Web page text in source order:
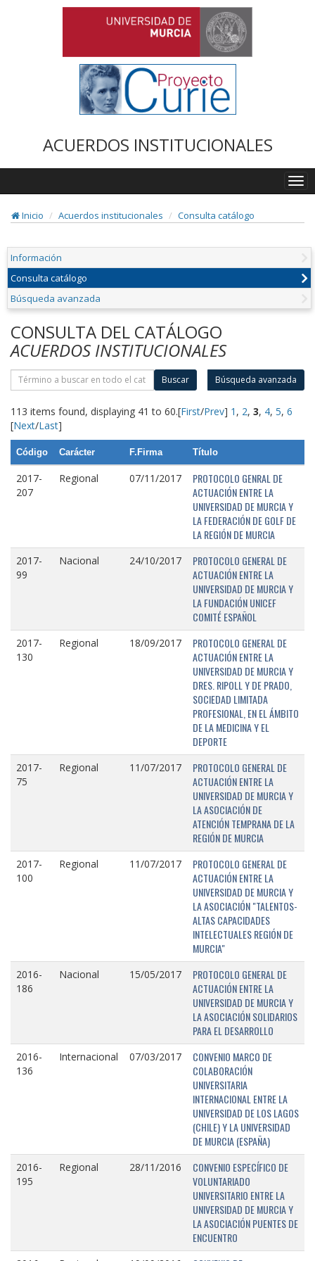
ACUERDOS INSTITUCIONALES
Inicio
Acuerdos institucionales Consulta catálogo
Información
Consulta catálogo
Búsqueda avanzada
CONSULTA DEL CATÁLOGO
ACUERDOS INSTITUCIONALES
Buscar Búsqueda avanzada
113 items found, displaying 41 to 60.[First/Prev] 1 , 2, 3, 4, 5, 6
[Next/Last]
Código Carácter F.Firma Título
2017-
207
Regional 07/11/2017
PROTOCOLO GENRAL DE
ACTUACIÓN ENTRE LA
UNIVERSIDAD DE MURCIA Y
LA FEDERACIÓN DE GOLF DE
LA REGIÓN DE MURCIA
2017-
99
Nacional 24/10/2017
PROTOCOLO GENERAL DE
ACTUACIÓN ENTRE LA
UNIVERSIDAD DE MURCIA Y
LA FUNDACIÓN UNICEF
COMITÉ ESPAÑOL
2017-
130
Regional 18/09/2017
PROTOCOLO GENERAL DE
ACTUACIÓN ENTRE LA
UNIVERSIDAD DE MURCIA Y
DRES. RIPOLL Y DE PRADO,
SOCIEDAD LIMITADA
PROFESIONAL, EN EL ÁMBITO
DE LA MEDICINA Y EL
DEPORTE
2017-
75
Regional 11/07/2017
PROTOCOLO GENERAL DE
ACTUACIÓN ENTRE LA
UNIVERSIDAD DE MURCIA Y
LA ASOCIACIÓN DE
ATENCIÓN TEMPRANA DE LA
REGIÓN DE MURCIA
2017-
100
Regional 11/07/2017
PROTOCOLO GENERAL DE
ACTUACIÓN ENTRE LA
UNIVERSIDAD DE MURCIA Y
LA ASOCIACIÓN "TALENTOS-
ALTAS CAPACIDADES
INTELECTUALES REGIÓN DE
MURCIA"
2016-
186
Nacional 15/05/2017
PROTOCOLO GENERAL DE
ACTUACIÓN ENTRE LA
UNIVERSIDAD DE MURCIA Y
LA ASOCIACIÓN SOLIDARIOS
PARA EL DESARROLLO
2016-
136
Internacional 07/03/2017
CONVENIO MARCO DE
COLABORACIÓN
UNIVERSITARIA
INTERNACIONAL ENTRE LA
UNIVERSIDAD DE LOS LAGOS
(CHILE) Y LA UNIVERSIDAD
DE MURCIA (ESPAÑA)
2016-
195
Regional 28/11/2016
CONVENIO ESPECÍFICO DE
VOLUNTARIADO
UNIVERSITARIO ENTRE LA
UNIVERSIDAD DE MURCIA Y
LA ASOCIACIÓN PUENTES DE
ENCUENTRO